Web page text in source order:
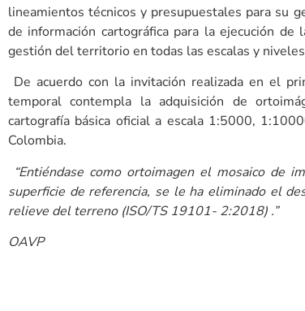
lineamientos técnicos y presupuestales para su
de información cartográfica para la ejecución
gestión del territorio en todas las escalas y
De acuerdo con la invitación realizada en el
temporal contempla la adquisición de
cartografía básica oficial a escala 1:5000,
Colombia.
“Entiéndase como ortoimagen el mosaico de
superficie de referencia, se le ha eliminado el
relieve del terreno (ISO/TS 19101- 2:2018) .”
OAVP